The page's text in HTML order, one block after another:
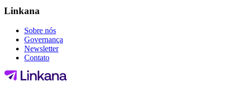
Linkana
Sobre nós
Governança
Newsletter
Contato